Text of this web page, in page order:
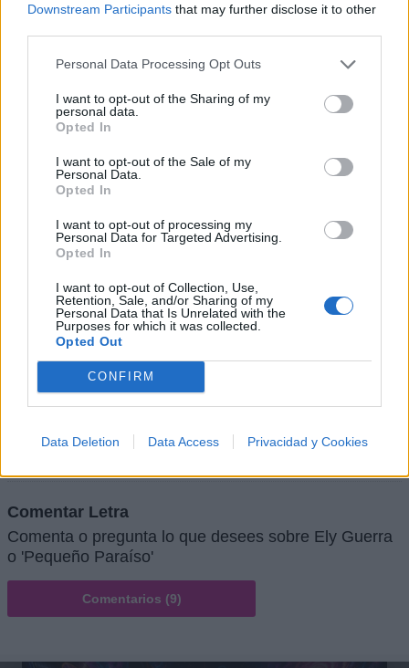
Downstream Participants that may further disclose it to other
Personal Data Processing Opt Outs
I want to opt-out of the Sharing of my
personal data.
Opted In
I want to opt-out of the Sale of my
Personal Data.
Opted In
I want to opt-out of processing my
Personal Data for Targeted Advertising.
Opted In
I want to opt-out of Collection, Use,
Retention, Sale, and/or Sharing of my
Personal Data that Is Unrelated with the
Purposes for which it was collected.
Opted Out
CONFIRM
Data Deletion Data Access Privacidad y Cookies
Bersuit Vergarabat
Zoé
Héroes del Silencio
+ Letras de Pop
Lo Mejor del Pop Novedades Pop
Comentar Letra
Comenta o pregunta lo que desees sobre Ely Guerra
o 'Pequeño Paraíso'
Comentarios (9)